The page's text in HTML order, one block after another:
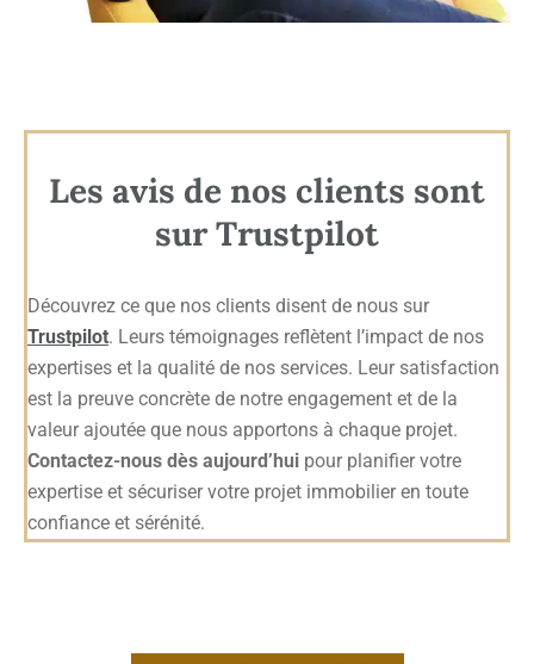
Les avis de nos clients sont
sur Trustpilot
Découvrez ce que nos clients disent de nous sur
Trustpilot. Leurs témoignages reflètent l’impact de nos
expertises et la qualité de nos services. Leur satisfaction
est la preuve concrète de notre engagement et de la
valeur ajoutée que nous apportons à chaque projet.
Contactez-nous dès aujourd’hui pour planifier votre
expertise et sécuriser votre projet immobilier en toute
confiance et sérénité.